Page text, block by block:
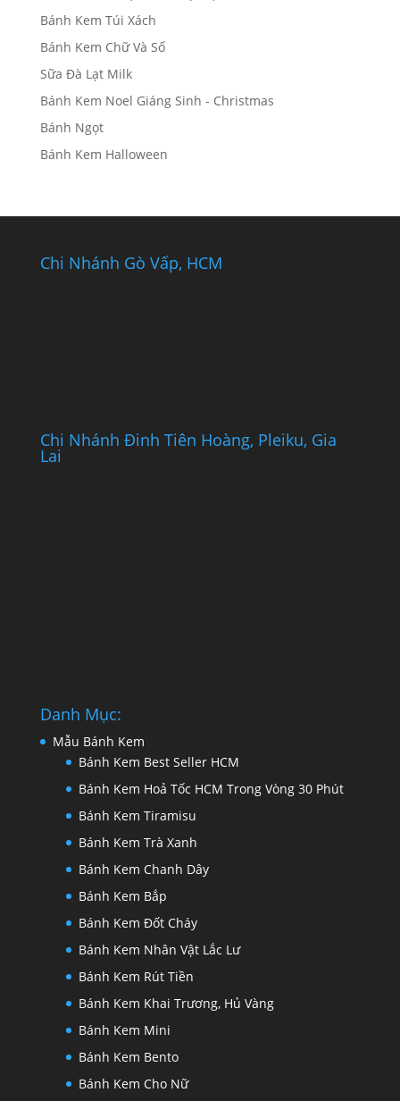
Bánh Kem Túi Xách
Bánh Kem Chữ Và Số
Sữa Đà Lạt Milk
Bánh Kem Noel Giáng Sinh - Christmas
Bánh Ngọt
Bánh Kem Halloween
Chi Nhánh Gò Vấp, HCM
Chi Nhánh Đinh Tiên Hoàng, Pleiku, Gia
Lai
Danh Mục:
Mẫu Bánh Kem
Bánh Kem Best Seller HCM
Bánh Kem Hoả Tốc HCM Trong Vòng 30 Phút
Bánh Kem Tiramisu
Bánh Kem Trà Xanh
Bánh Kem Chanh Dây
Bánh Kem Bắp
Bánh Kem Đốt Cháy
Bánh Kem Nhân Vật Lắc Lư
Bánh Kem Rút Tiền
Bánh Kem Khai Trương, Hủ Vàng
Bánh Kem Mini
Bánh Kem Bento
Bánh Kem Cho Nữ